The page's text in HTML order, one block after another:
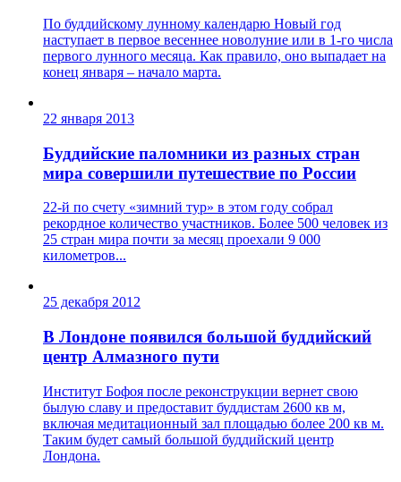
По буддийскому лунному календарю Новый год
наступает в первое весеннее новолуние или в 1-го числа
первого лунного месяца. Как правило, оно выпадает на
конец января – начало марта.
22 января 2013
Буддийские паломники из разных стран
мира совершили путешествие по России
22-й по счету «зимний тур» в этом году собрал
рекордное количество участников. Более 500 человек из
25 стран мира почти за месяц проехали 9 000
километров...
25 декабря 2012
В Лондоне появился большой буддийский
центр Алмазного пути
Институт Бофоя после реконструкции вернет свою
былую славу и предоставит буддистам 2600 кв м,
включая медитационный зал площадью более 200 кв м.
Таким будет самый большой буддийский центр
Лондона.